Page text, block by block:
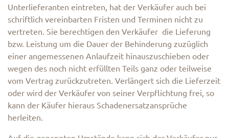
Unterlieferanten eintreten, hat der Verkäufer auch bei
schriftlich vereinbarten Fristen und Terminen nicht zu
vertreten. Sie berechtigen den Verkäufer die Lieferung
bzw. Leistung um die Dauer der Behinderung zuzüglich
einer angemessenen Anlaufzeit hinauszuschieben oder
wegen des noch nicht erfüllten Teils ganz oder teilweise
vom Vertrag zurückzutreten. Verlängert sich die Lieferzeit
oder wird der Verkäufer von seiner Verpflichtung frei, so
kann der Käufer hieraus Schadenersatzansprüche
herleiten.